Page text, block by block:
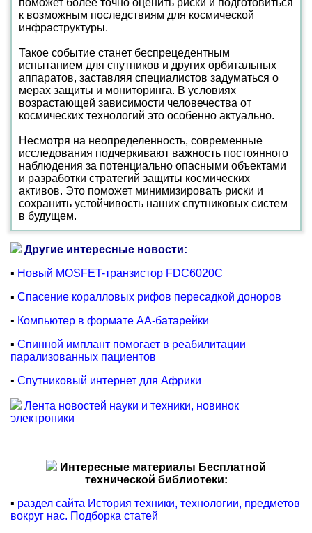
поможет более точно оценить риски и подготовиться
к возможным последствиям для космической
инфраструктуры.
Такое событие станет беспрецедентным
испытанием для спутников и других орбитальных
аппаратов, заставляя специалистов задуматься о
мерах защиты и мониторинга. В условиях
возрастающей зависимости человечества от
космических технологий это особенно актуально.
Несмотря на неопределенность, современные
исследования подчеркивают важность постоянного
наблюдения за потенциально опасными объектами
и разработки стратегий защиты космических
активов. Это поможет минимизировать риски и
сохранить устойчивость наших спутниковых систем
в будущем.
Другие интересные новости:
▪ Новый MOSFET-транзистор FDC6020C
▪ Спасение коралловых рифов пересадкой доноров
▪ Компьютер в формате AA-батарейки
▪ Спинной имплант помогает в реабилитации
парализованных пациентов
▪ Спутниковый интернет для Африки
Лента новостей науки и техники, новинок
электроники
Интересные материалы Бесплатной
технической библиотеки:
▪ раздел сайта История техники, технологии, предметов
вокруг нас. Подборка статей